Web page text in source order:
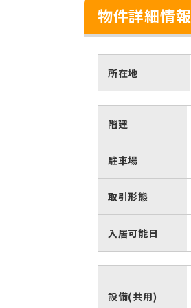
物件詳細情報
所在地
階建
駐車場
取引形態
入居可能日
設備(共用)